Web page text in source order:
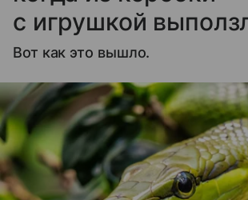
с игрушкой
Вот как это вышло.